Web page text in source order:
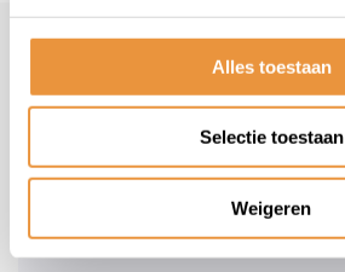
Alles toestaan
Selectie toestaan
Weigeren
Veelgestelde vragen
+31 78 780 2330
info@artsloten.nl